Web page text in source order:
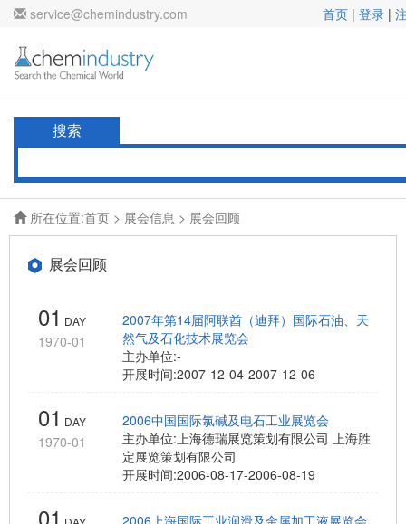
service@chemindustry.com 首页 | 登录 |
搜索
所在位置:首页 > 展会信息 > 展会回顾
展会回顾
01 DAY
1970-01
2007年第14届阿联酋（迪拜）国际石油、天
然气及石化技术展览会
主办单位:-
开展时间:2007-12-04-2007-12-06
01 DAY
1970-01
2006中国国际氯碱及电石工业展览会
主办单位:上海德瑞展览策划有限公司 上海胜
定展览策划有限公司
开展时间:2006-08-17-2006-08-19
01
2006上海国际工业润滑及金属加工液展览会